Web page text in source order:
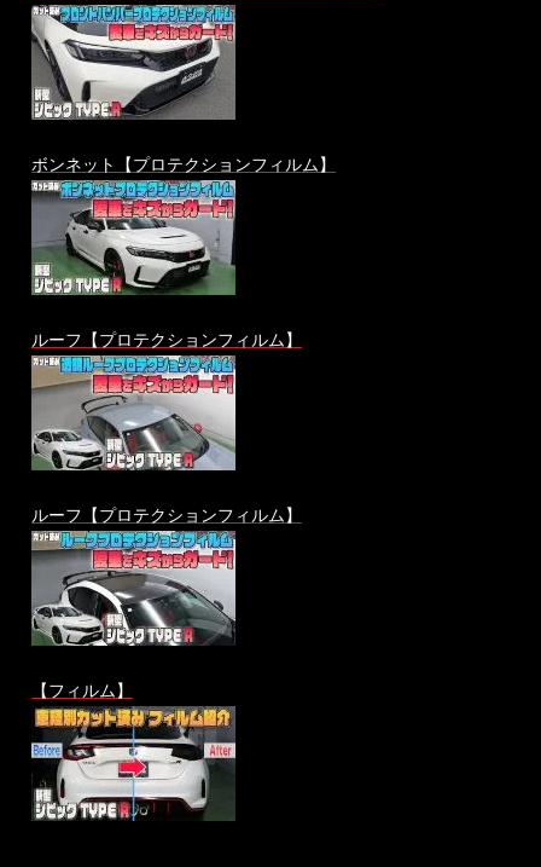
ボンネット【プロテクションフィルム】
ルーフ【プロテクションフィルム】
ルーフ【プロテクションフィルム】
【フィルム】